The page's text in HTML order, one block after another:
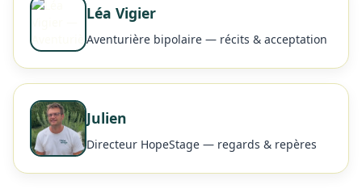
Léa Vigier
Aventurière bipolaire — récits & acceptation
Julien
Directeur HopeStage — regards & repères